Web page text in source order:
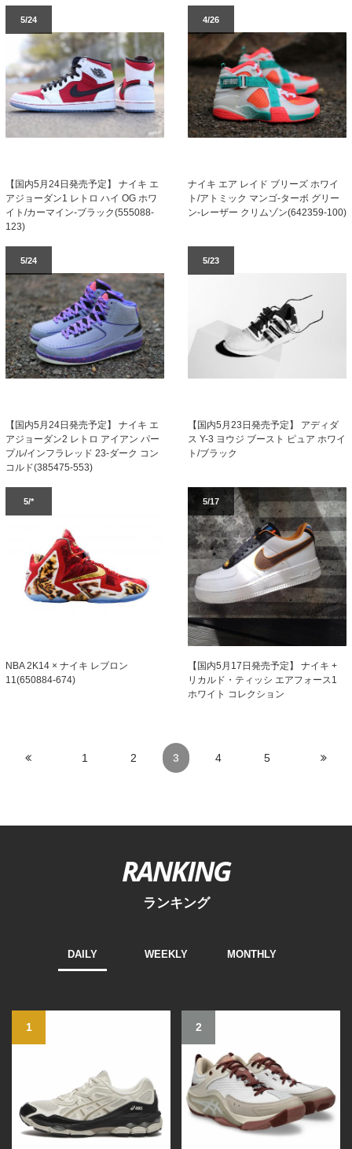
5/24
【国内5月24日発売予定】 ナイキ エ
アジョーダン1 レトロ ハイ OG ホワ
イト/カーマイン-ブラック(555088-
123)
4/26
ナイキ エア レイド ブリーズ ホワイ
ト/アトミック マンゴ-ターボ グリー
ン-レーザー クリムゾン(642359-100)
5/24
【国内5月24日発売予定】 ナイキ エ
アジョーダン2 レトロ アイアン パー
プル/インフラレッド 23-ダーク コン
コルド(385475-553)
5/23
【国内5月23日発売予定】 アディダ
ス Y-3 ヨウジ ブースト ピュア ホワイ
ト/ブラック
5/*
NBA 2K14 × ナイキ レブロン
11(650884-674)
5/17
【国内5月17日発売予定】 ナイキ +
リカルド・ティッシ エアフォース1
ホワイト コレクション
1 2 3 4 5
RANKING
ランキング
DAILY WEEKLY MONTHLY
1 2